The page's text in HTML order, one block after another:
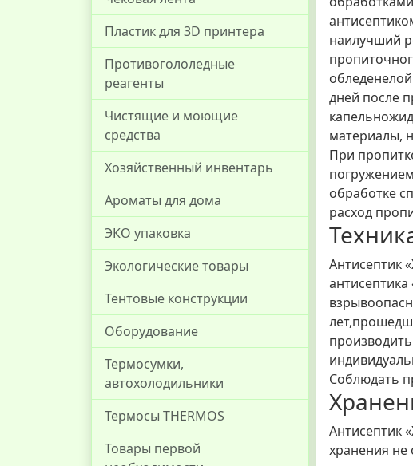
Пластик для 3D принтера
Противогололедные
реагенты
Чистящие и моющие
средства
Хозяйственный инвентарь
Ароматы для дома
ЭКО упаковка
Экологические товары
Тентовые конструкции
Оборудование
Термосумки,
автохолодильники
Термосы THERMOS
Товары первой
наилучший
дней после
материалы,
При
обработке
расход
Антисептик
Соблюдать
Антисептик
хранения